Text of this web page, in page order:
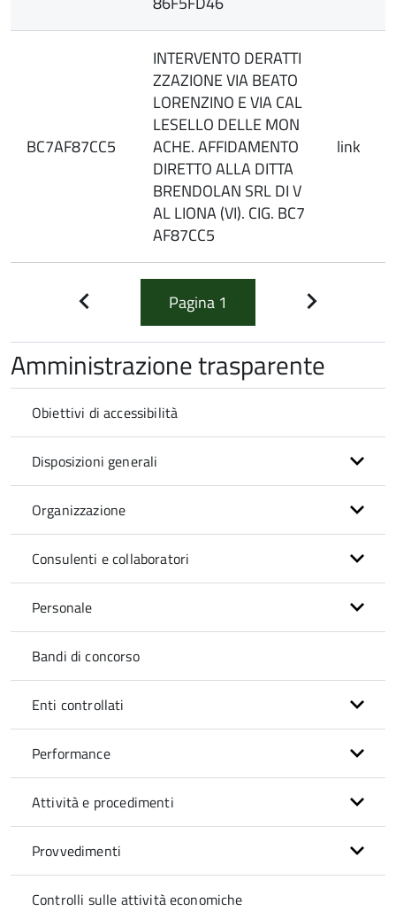
BC7AF87CC5
INTERVENTO DERATTI
ZZAZIONE VIA BEATO
LORENZINO E VIA CAL
LESELLO DELLE MON
ACHE. AFFIDAMENTO
DIRETTO ALLA DITTA
BRENDOLAN SRL DI V
AL LIONA (VI). CIG. BC7
AF87CC5
link
Pagina 1
Amministrazione trasparente
Obiettivi di accessibilità
Disposizioni generali
Organizzazione
Consulenti e collaboratori
Personale
Bandi di concorso
Enti controllati
Performance
Attività e procedimenti
Provvedimenti
Controlli sulle attività economiche